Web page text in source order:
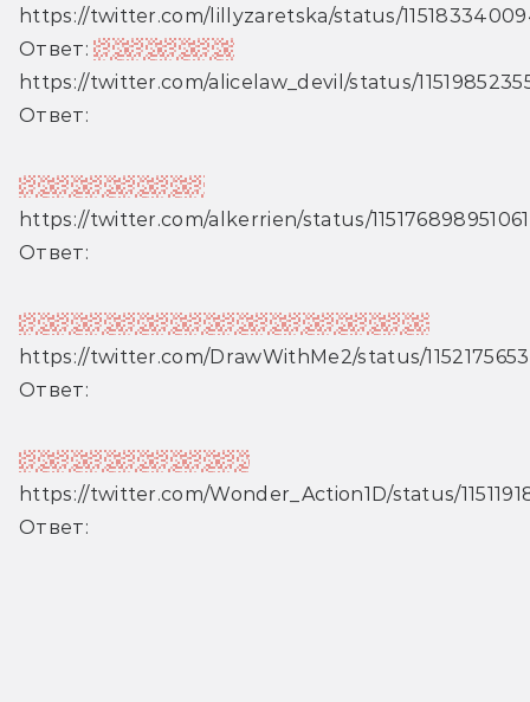
https://twitter.com/lillyzaretska/status/
Ответ: «Доктор Кто»
https://twitter.com/alicelaw_devil/status/
Ответ:
«Игра престолов»
https://twitter.com/alkerrien/status/
Ответ:
«Невероятные приключения ДжоДжо»
https://twitter.com/DrawWithMe2/status/
Ответ:
«Американские боги»
https://twitter.com/Wonder_Action1D/status/
Ответ: